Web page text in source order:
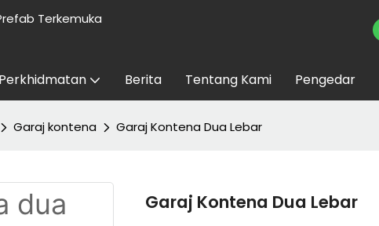
Terkemuka
Perkhidmatan Berita Tentang Kami Pengedar
Garaj kontena Garaj Kontena Dua Lebar
Garaj Kontena Dua Lebar